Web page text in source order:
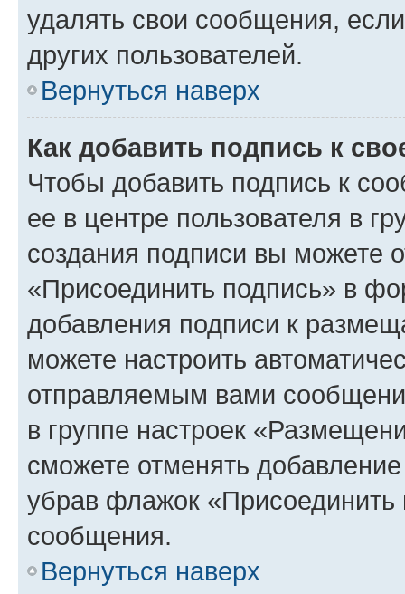
удалять свои сообщения,
других пользователей.
Вернуться наверх
Как добавить подпись к
Чтобы добавить подпись к
ее в центре пользователя в
создания подписи вы можете
«Присоединить подпись» в
добавления подписи к
можете настроить
отправляемым вами
в группе настроек
сможете отменять
убрав флажок
сообщения.
Вернуться наверх